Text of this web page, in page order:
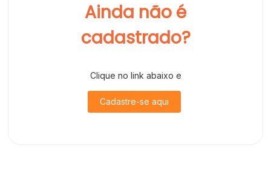
Ainda não é
cadastrado?
Clique no link abaixo e
Cadastre-se aqui